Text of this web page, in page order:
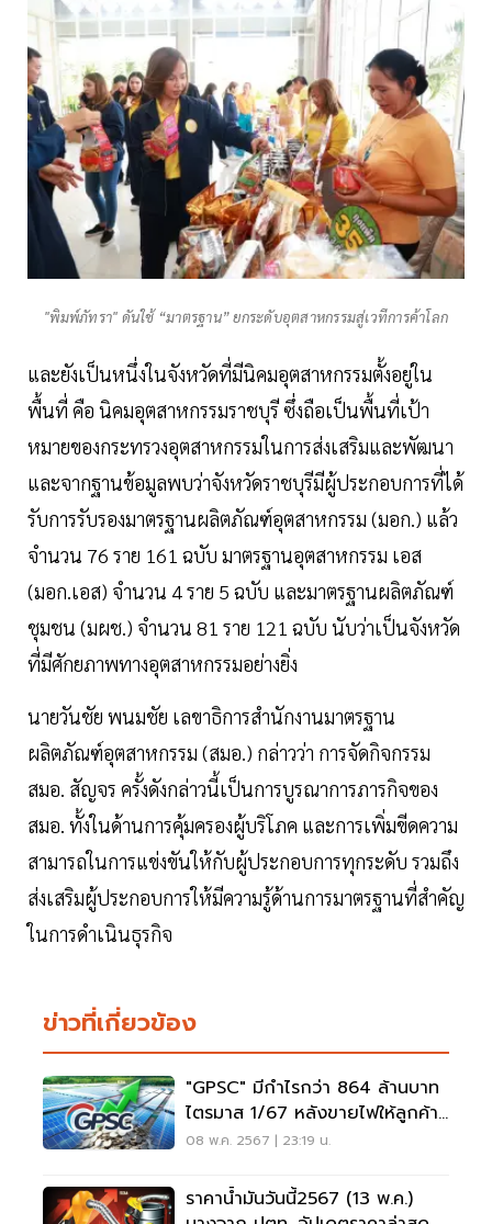
"พิมพ์ภัทรา" ดันใช้ “มาตรฐาน” ยกระดับอุตสาหกรรมสู่เวทีการค้าโลก
และยังเป็นหนึ่งในจังหวัดที่มีนิคมอุตสาหกรรมตั้งอยู่ใน
พื้นที่ คือ นิคมอุตสาหกรรมราชบุรี ซึ่งถือเป็นพื้นที่เป้า
หมายของกระทรวงอุตสาหกรรมในการส่งเสริมและพัฒนา
และจากฐานข้อมูลพบว่าจังหวัดราชบุรีมีผู้ประกอบการที่ได้
รับการรับรองมาตรฐานผลิตภัณฑ์อุตสาหกรรม (มอก.) แล้ว
จำนวน 76 ราย 161 ฉบับ มาตรฐานอุตสาหกรรม เอส
(มอก.เอส) จำนวน 4 ราย 5 ฉบับ และมาตรฐานผลิตภัณฑ์
ชุมชน (มผช.) จำนวน 81 ราย 121 ฉบับ นับว่าเป็นจังหวัด
ที่มีศักยภาพทางอุตสาหกรรมอย่างยิ่ง
นายวันชัย พนมชัย เลขาธิการสำนักงานมาตรฐาน
ผลิตภัณฑ์อุตสาหกรรม (สมอ.) กล่าวว่า การจัดกิจกรรม
สมอ. สัญจร ครั้งดังกล่าวนี้เป็นการบูรณาการภารกิจของ
สมอ. ทั้งในด้านการคุ้มครองผู้บริโภค และการเพิ่มขีดความ
สามารถในการแข่งขันให้กับผู้ประกอบการทุกระดับ รวมถึง
ส่งเสริมผู้ประกอบการให้มีความรู้ด้านการมาตรฐานที่สำคัญ
ในการดำเนินธุรกิจ
ข่าวที่เกี่ยวข้อง
"GPSC" มีกำไรกว่า 864 ล้านบาท
ไตรมาส 1/67 หลังขายไฟให้ลูกค้า
อุตสาหกรรมเพิ่ม
08 พ.ค. 2567 | 23:19 น.
ราคาน้ำมันวันนี้2567 (13 พ.ค.)